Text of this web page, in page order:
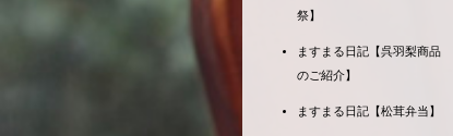
祭】
ますまる日記【呉羽梨商品
のご紹介】
ますまる日記【松茸弁当】